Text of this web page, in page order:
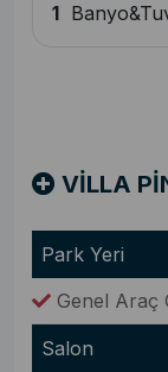
1
VİLLA
Park Yeri
Genel Araç
Salon